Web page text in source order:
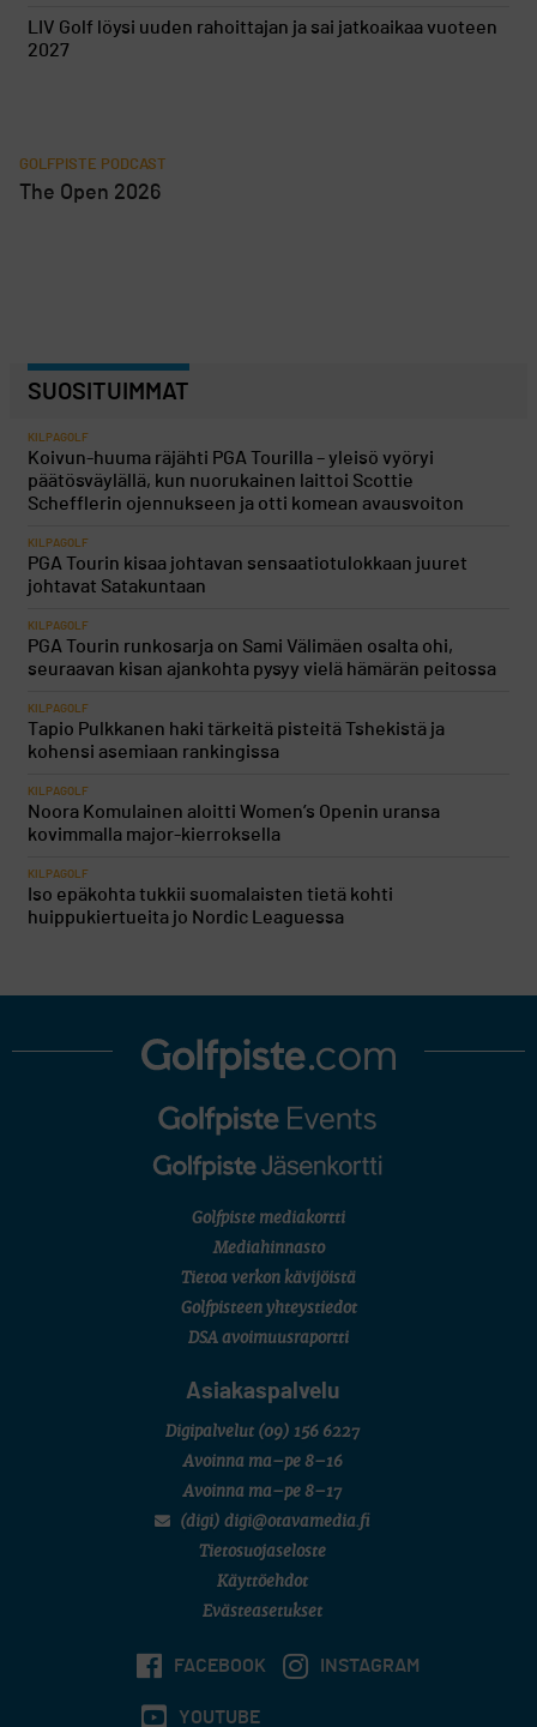
LIV Golf löysi uuden rahoittajan ja sai jatkoaikaa vuoteen
2027
GOLFPISTE PODCAST
The Open 2026
SUOSITUIMMAT
KILPAGOLF
Koivun-huuma räjähti PGA Tourilla – yleisö vyöryi
päätösväylällä, kun nuorukainen laittoi Scottie
Schefflerin ojennukseen ja otti komean avausvoiton
KILPAGOLF
PGA Tourin kisaa johtavan sensaatiotulokkaan juuret
johtavat Satakuntaan
KILPAGOLF
PGA Tourin runkosarja on Sami Välimäen osalta ohi,
seuraavan kisan ajankohta pysyy vielä hämärän peitossa
KILPAGOLF
Tapio Pulkkanen haki tärkeitä pisteitä Tshekistä ja
kohensi asemiaan rankingissa
KILPAGOLF
Noora Komulainen aloitti Women’s Openin uransa
kovimmalla major-kierroksella
KILPAGOLF
Iso epäkohta tukkii suomalaisten tietä kohti
huippukiertueita jo Nordic Leaguessa
Golfpiste mediakortti
Mediahinnasto
Tietoa verkon kävijöistä
Golfpisteen yhteystiedot
DSA avoimuusraportti
Asiakaspalvelu
Digipalvelut (09) 156 6227
Avoinna ma–pe 8–16
Avoinna ma–pe 8–17
(digi) digi@otavamedia.fi
Tietosuojaseloste
Käyttöehdot
Evästeasetukset
FACEBOOK INSTAGRAM
YOUTUBE